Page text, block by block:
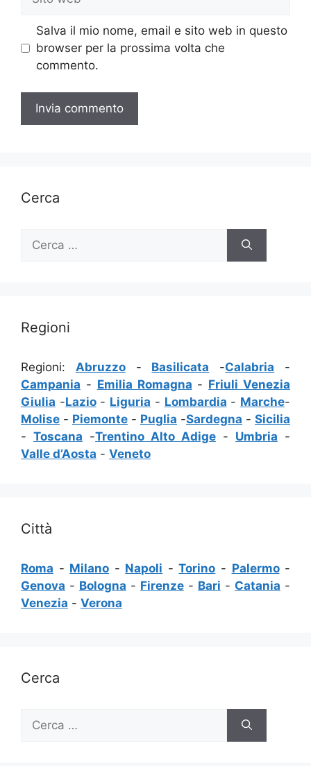
web
Salva il mio nome, email e sito web in questo
browser per la prossima volta che
commento.
Cerca
per:
Regioni
Regioni: Abruzzo- Basilicata -Calabria -
Campania - Emilia Romagna - Friuli Venezia
Giulia -Lazio- Liguria - Lombardia - Marche-
Molise - Piemonte - Puglia -Sardegna - Sicilia
- Toscana -Trentino Alto Adige - Umbria -
Valle d’Aosta - Veneto
Città
Roma - Milano - Napoli -Torino - Palermo-
Genova - Bologna - Firenze - Bari - Catania -
Venezia - Verona
Cerca
per: